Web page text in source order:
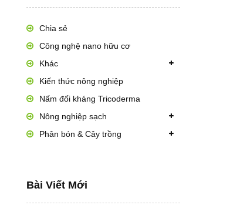
Chia sẻ
Công nghệ nano hữu cơ
Khác
Kiến thức nông nghiệp
Nấm đối kháng Tricoderma
Nông nghiệp sạch
Phân bón & Cây trồng
Bài Viết Mới